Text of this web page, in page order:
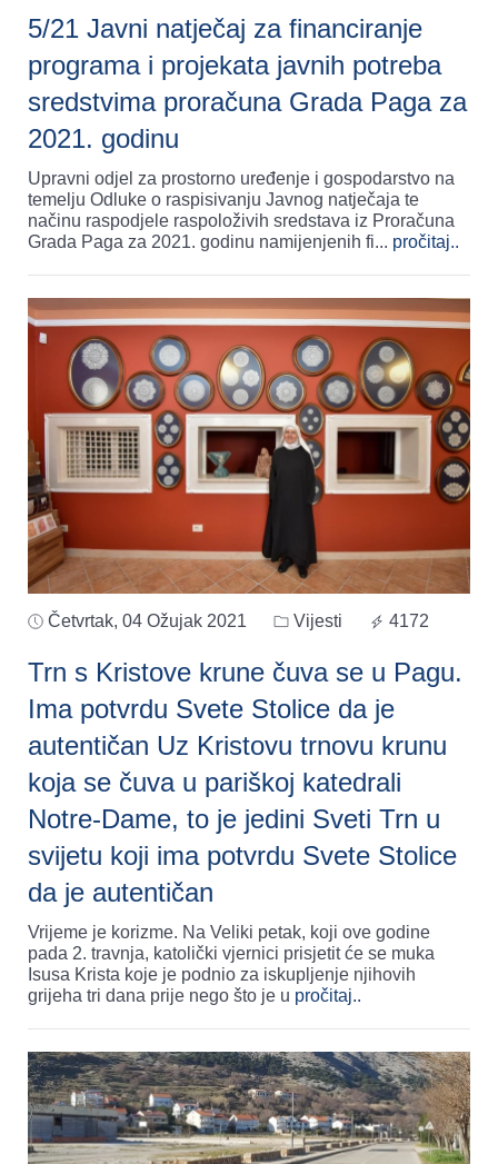
5/21 Javni natječaj za financiranje
programa i projekata javnih potreba
sredstvima proračuna Grada Paga za
2021. godinu
Upravni odjel za prostorno uređenje i gospodarstvo na
temelju Odluke o raspisivanju Javnog natječaja te
načinu raspodjele raspoloživih sredstava iz Proračuna
Grada Paga za 2021. godinu namijenjenih fi... pročitaj..
Četvrtak, 04 Ožujak 2021 Vijesti 4172
Trn s Kristove krune čuva se u Pagu.
Ima potvrdu Svete Stolice da je
autentičan Uz Kristovu trnovu krunu
koja se čuva u pariškoj katedrali
Notre-Dame, to je jedini Sveti Trn u
svijetu koji ima potvrdu Svete Stolice
da je autentičan
Vrijeme je korizme. Na Veliki petak, koji ove godine
pada 2. travnja, katolički vjernici prisjetit će se muka
Isusa Krista koje je podnio za iskupljenje njihovih
grijeha tri dana prije nego što je u pročitaj..